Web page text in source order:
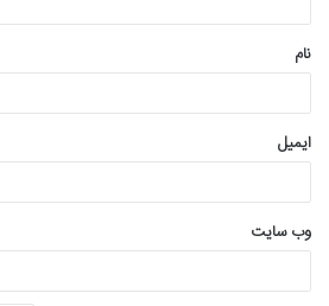
*
نام
ایمیل
وب‌ سایت